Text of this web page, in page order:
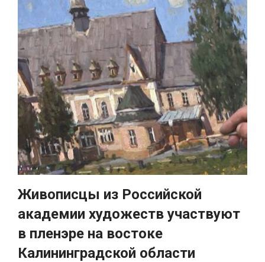
Живописцы из Российской
академии художеств участвуют
в пленэре на востоке
Калининградской области